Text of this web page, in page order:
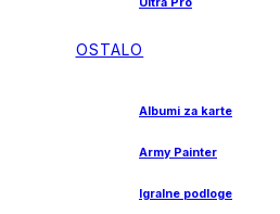
OSTALO
Albumi za karte
Army Painter
Igralne podloge